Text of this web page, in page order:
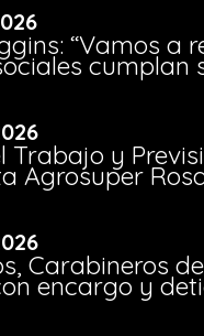
“Vamos a
cumplan
Trabajo y
Agrosuper
Carabineros
encargo y